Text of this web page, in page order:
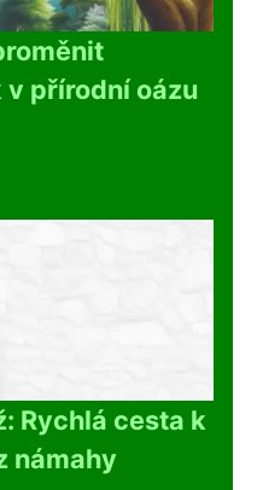
přírodní oázu
Rychlá cesta k
námahy